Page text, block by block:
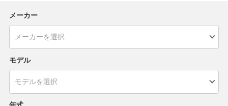
メーカー
モデル